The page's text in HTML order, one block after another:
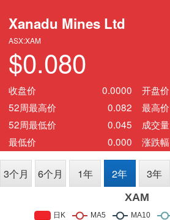
Xanadu Mines Ltd
ASX:XAM
$0.080
收盘价 0.0000 开盘价
52周最高价
0.082 最高价
52周最低价
0.045 成交量
最低价
0.000 涨跌幅
3个月 6个月 1年 2年 3年